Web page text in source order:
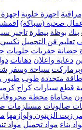
اجهزة خلوية
صحية (سباكة)
بنك بوظة بيطرة تاجير
تعليم فن التجميل تكسي
حضانة حفريات حلويات
دعاية واعلان دهانات
سياحة وسفر
طاقة متجددة طوب طيور
قطع سيارات كراج
محاماة محطة
صالونات مستلزمات
زيت الزيتون ولوازمها
بناء مواد تجميل مواد